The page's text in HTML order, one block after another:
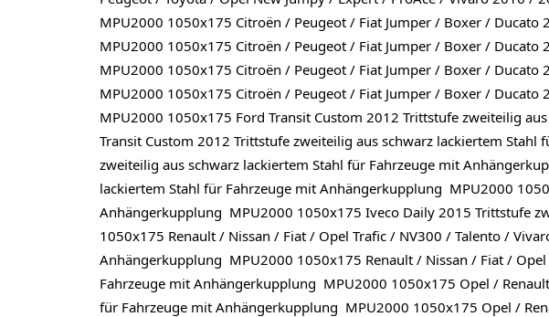
MPU2000 1050x175 Citroën / Peugeot / Fiat Jumper / Boxer /
MPU2000 1050x175 Citroën / Peugeot / Fiat Jumper / Boxer /
MPU2000 1050x175 Citroën / Peugeot / Fiat Jumper / Boxer /
MPU2000 1050x175 Citroën / Peugeot / Fiat Jumper / Boxer /
MPU2000 1050x175 Ford Transit Custom 2012 Trittstufe zweiteilig
Transit Custom 2012 Trittstufe zweiteilig aus schwarz lackiertem
zweiteilig aus schwarz lackiertem Stahl für Fahrzeuge mit
lackiertem Stahl für Fahrzeuge mit Anhängerkupplung MPU2000
Anhängerkupplung MPU2000 1050x175 Iveco Daily 2015 Trittstufe
1050x175 Renault / Nissan / Fiat / Opel Trafic / NV300 / Talento /
Anhängerkupplung MPU2000 1050x175 Renault / Nissan / Fiat /
Fahrzeuge mit Anhängerkupplung MPU2000 1050x175 Opel /
für Fahrzeuge mit Anhängerkupplung MPU2000 1050x175 Opel /